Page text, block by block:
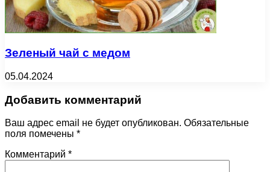
Зеленый чай с медом
05.04.2024
Добавить комментарий
Ваш адрес email не будет опубликован. Обязательные
поля помечены *
Комментарий *